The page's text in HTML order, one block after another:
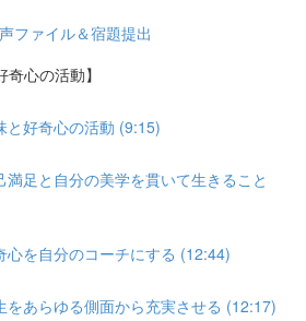
ファイル＆宿題提出
心の活動】
好奇心の活動 (9:15)
足と自分の美学を貫いて生きること
を自分のコーチにする (12:44)
あらゆる側面から充実させる (12:17)